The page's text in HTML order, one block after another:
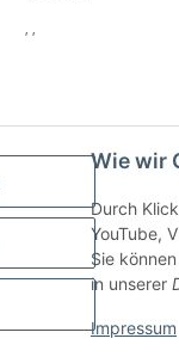
Wie wir
Durch
YouTube,
Sie
in unserer
Impressum
Gesetzliche
Datenschutz